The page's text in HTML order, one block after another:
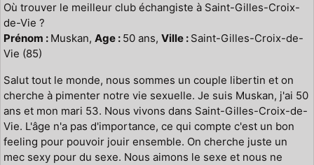
Où trouver le meilleur club échangiste à Saint-Gilles-Croix-
de-Vie ?
Prénom : Muskan, Age : 50 ans, Ville : Saint-Gilles-Croix-de-
Vie (85)
Salut tout le monde, nous sommes un couple libertin et on
cherche à pimenter notre vie sexuelle. Je suis Muskan, j'ai 50
ans et mon mari 53. Nous vivons dans Saint-Gilles-Croix-de-
Vie. L'âge n'a pas d'importance, ce qui compte c'est un bon
feeling pour pouvoir jouir ensemble. On cherche juste un
mec sexy pour du sexe. Nous aimons le sexe et nous ne